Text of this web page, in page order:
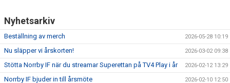
Nyhetsarkiv
Beställning av merch 2026-05-28 10:19
Nu släpper vi årskorten! 2026-03-02 09:38
Stötta Norrby IF när du streamar Superettan på TV4 Play i år 2026-02-12 13:29
Norrby IF bjuder in till årsmöte 2026-02-10 12:50